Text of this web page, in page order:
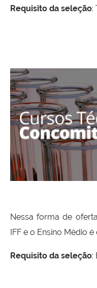
Requisito da seleção:
Nessa forma de
IFF e o Ensino Médio
Requisito da seleção: